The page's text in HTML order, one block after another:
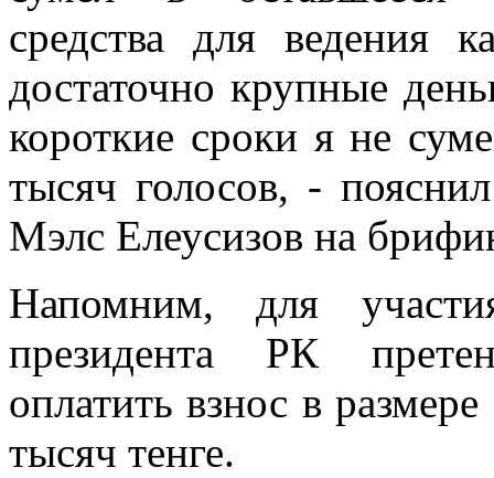
средства для ведения
достаточно крупные
короткие сроки я не
тысяч голосов, -
Мэлс Елеусизов на
Напомним, для
президента РК
оплатить взнос в
тысяч тенге.